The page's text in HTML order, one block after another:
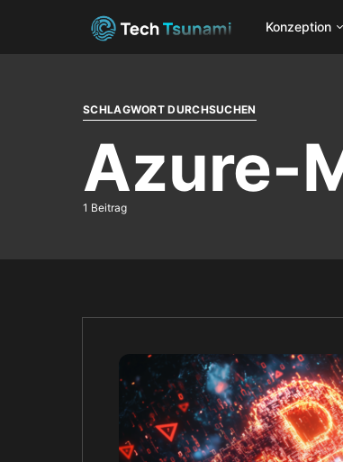
Konzeption
SCHLAGWORT DURCHSUCHEN
Azure-
1 Beitrag